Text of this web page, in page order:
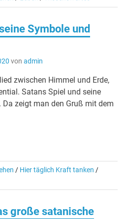
Symbole und
von admin
zwischen Himmel und Erde,
Satans Spiel und seine
Da zeigt man den Gruß mit dem
/ Hier täglich Kraft tanken /
große satanische